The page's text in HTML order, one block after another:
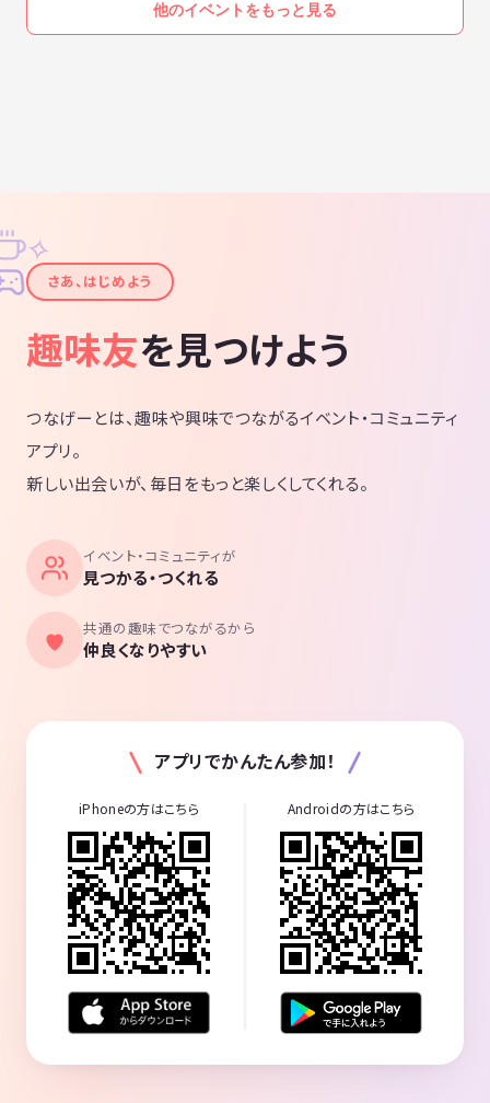
他のイベントをもっと見る
✦
✧
さあ、はじめよう
趣味友を見つけよう
つなげーとは、趣味や興味でつながるイベント・コミュニティ
アプリ。
新しい出会いが、毎日をもっと楽しくしてくれる。
イベント・コミュニティが
見つかる・つくれる
共通の趣味でつながるから
仲良くなりやすい
アプリでかんたん参加！
iPhoneの方はこちら Androidの方はこちら